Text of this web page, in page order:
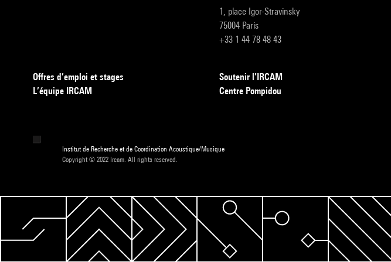
1, place Igor-Stravinsky
75004 Paris
+33 1 44 78 48 43
Offres d’emploi et stages
L’équipe IRCAM
Soutenir l’IRCAM
Centre Pompidou
Institut de Recherche et de Coordination Acoustique/Musique
Copyright © 2022 Ircam. All rights reserved.